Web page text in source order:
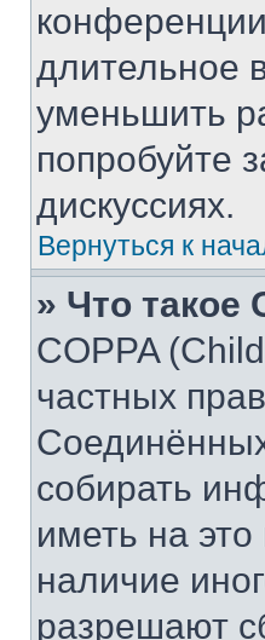
длительное
уменьшить
попробуйте
дискуссиях.
Вернуться к
» Что такое
COPPA
частных
собирать
иметь на
наличие
разрешают